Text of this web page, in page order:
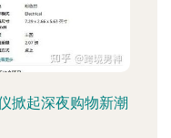
掀起深夜购物新潮